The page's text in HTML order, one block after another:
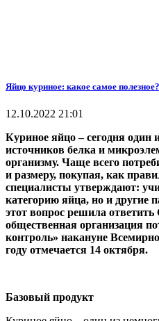
Яйцо куриное: какое самое полезное?
12.10.2022 21:01
Куриное яйцо – сегодня один
источников белка и
организму. Чаще всего
и размеру, покупая, как
специалисты утверждают:
категорию яйца, но и другие
этот вопрос решила
общественная организация
контроль» накануне
году отмечается 14 октября.
Базовый продукт